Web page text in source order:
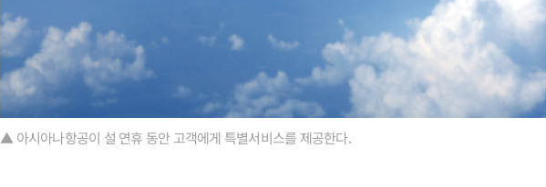
▲ 아시아나항공이 설 연휴 동안 고객에게 특별서비스를 제공한다.